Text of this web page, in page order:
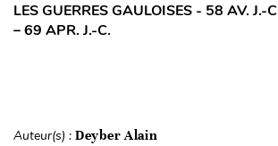
LES GUERRES GAULOISES - 58 AV. J.-C
– 69 APR. J.-C.
Auteur(s) : Deyber Alain